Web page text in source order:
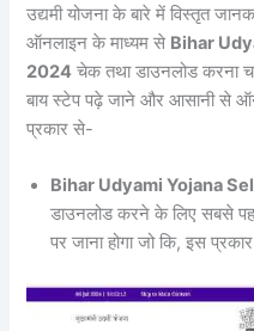
उद्यमी योजना के बारे में विस्तृत
ऑनलाइन के माध्यम से Bihar
2024 चेक तथा डाउनलोड करना
बाय स्टेप पढ़े जाने और आसानी से
प्रकार से-
Bihar Udyami Yojana
डाउनलोड करने के लिए सबसे
पर जाना होगा जो कि, इस